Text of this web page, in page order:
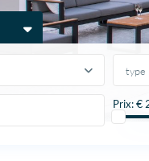
type
Prix: €